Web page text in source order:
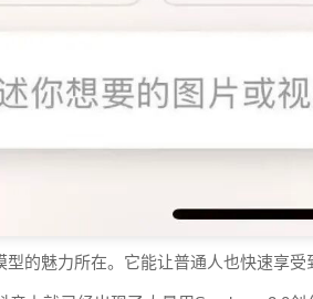
型的魅力所在。它能让普通人也快速享受